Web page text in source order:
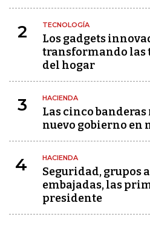
2 TECNOLOGÍA
Los gadgets
transformando las
del hogar
3 HACIENDA
Las cinco
nuevo gobierno en
4 HACIENDA
Seguridad, grupos
embajadas, las
presidente